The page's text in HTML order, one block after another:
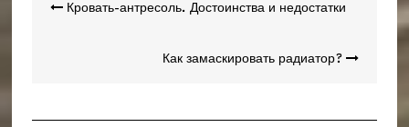
Навигация
Кровать-антресоль. Достоинства и недостатки
Как замаскировать радиатор?